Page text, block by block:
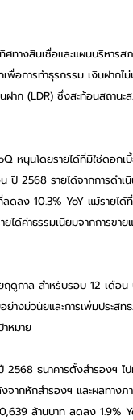
ทางสินเชื่อและแผนบริหารส
อการทำธุรกรรม เงินฝากไ
ฝาก (LDR) ซึ่งสะท้อนสถาน
หนุนโดยรายได้ที่มิใช่ดอกเ
2568 รายได้จากการดำเ
ดลง 10.3% YoY แม้รายได้
ได้ค่าธรรมเนียมจากการขา
ดูกาล สำหรับรอบ 12 เดือน
ย่างมีวินัยและการเพิ่มประสิท
หมาย
2568 ธนาคารตั้งสำรองฯ ไ
กหักสำรองฯ และผลทางภา
ล้านบาท ลดลง 1.9%